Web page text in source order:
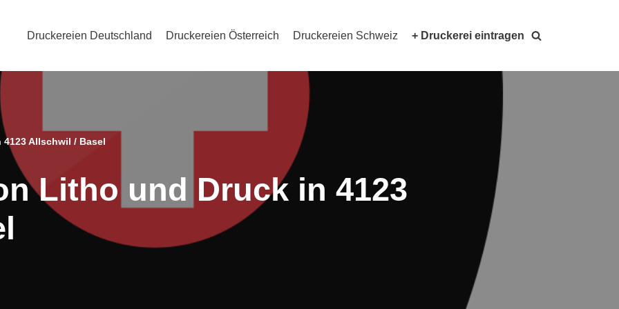
Druckereien Deutschland Druckereien Österreich Druckereien Schweiz + Druckerei eintragen
Allschwil / Basel
Litho und Druck in 4123